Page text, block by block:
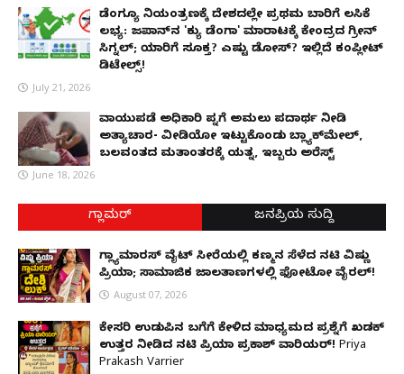
ಡೆಂಗ್ಯೂ ನಿಯಂತ್ರಣಕ್ಕೆ ದೇಶದಲ್ಲೇ ಪ್ರಥಮ ಬಾರಿಗೆ ಲಸಿಕೆ
ಲಭ್ಯ: ಜಪಾನ್‌ನ 'ಕ್ಯು ಡೆಂಗಾ' ಮಾರಾಟಕ್ಕೆ ಕೇಂದ್ರದ ಗ್ರೀನ್
ಸಿಗ್ನಲ್; ಯಾರಿಗೆ ಸೂಕ್ತ? ಎಷ್ಟು ಡೋಸ್? ಇಲ್ಲಿದೆ ಕಂಪ್ಲೀಟ್
ಡಿಟೇಲ್ಸ್!
July 21, 2026
ವಾಯುಪಡೆ ಅಧಿಕಾರಿ ಪತ್ನಿಗೆ ಅಮಲು ಪದಾರ್ಥ ನೀಡಿ
ಅತ್ಯಾಚಾರ- ವೀಡಿಯೋ ಇಟ್ಟುಕೊಂಡು ಬ್ಲ್ಯಾಕ್‌ಮೇಲ್,
ಬಲವಂತದ ಮತಾಂತರಕ್ಕೆ ಯತ್ನ, ಇಬ್ಬರು ಅರೆಸ್ಟ್
June 18, 2026
ಗ್ಲಾಮರ್ ಜನಪ್ರಿಯ ಸುದ್ದಿ
ಗ್ಲ್ಯಾಮಾರಸ್ ವೈಟ್‌ ಸೀರೆಯಲ್ಲಿ ಕಣ್ಮನ ಸೆಳೆದ ನಟಿ ವಿಷ್ಣು
ಪ್ರಿಯಾ; ಸಾಮಾಜಿಕ ಜಾಲತಾಣಗಳಲ್ಲಿ ಫೋಟೋ ವೈರಲ್!
August 07, 2026
ಕೇಸರಿ ಉಡುಪಿನ ಬಗೆಗೆ ಕೇಳಿದ ಮಾಧ್ಯಮದ ಪ್ರಶ್ನೆಗೆ ಖಡಕ್
ಉತ್ತರ ನೀಡಿದ ನಟಿ ಪ್ರಿಯಾ ಪ್ರಕಾಶ್ ವಾರಿಯರ್! Priya
Prakash Varrier